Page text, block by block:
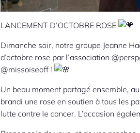
LANCEMENT D’OCTOBRE ROSE
Dimanche soir, notre groupe Jeanne
d’octobre rose par l’association
@missoiseoff !
Un beau moment partagé ensemble,
brandi une rose en soutien à tous les
lutte contre le cancer. L’occasion